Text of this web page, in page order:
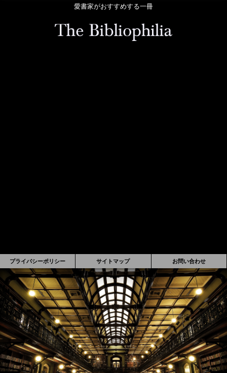
愛書家がおすすめする一冊
プライバシーポリシー サイトマップ お問い合わせ